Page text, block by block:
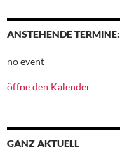
ANSTEHENDE TERMINE:
no event
öffne den Kalender
GANZ AKTUELL